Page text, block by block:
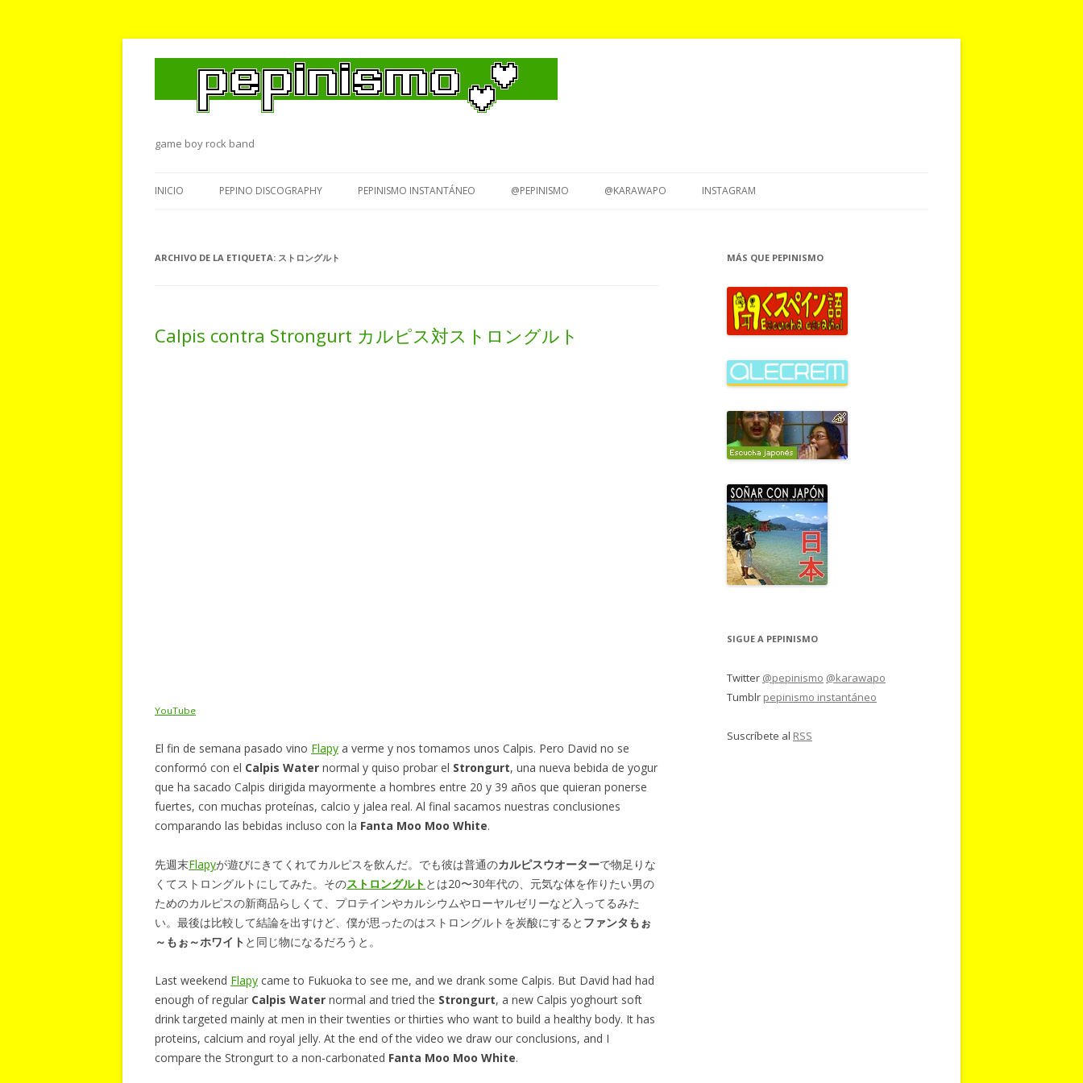
game boy rock band
al
INICIO PEPINO DISCOGRAPHY PEPINISMO INSTANTÁNEO @PEPINISMO @KARAWAPO INSTAGRAM
ARCHIVO DE LA ETIQUETA: ストロングルト
Calpis contra Strongurt カルピス対ストロングルト
YouTube
El fin de semana pasado vino Flapy a verme y nos tomamos unos Calpis. Pero David no se
conformó con el Calpis Water normal y quiso probar el Strongurt, una nueva bebida de yogur
que ha sacado Calpis dirigida mayormente a hombres entre 20 y 39 años que quieran ponerse
fuertes, con muchas proteínas, calcio y jalea real. Al final sacamos nuestras conclusiones
comparando las bebidas incluso con la Fanta Moo Moo White.
先週末Flapyが遊びにきてくれてカルピスを飲んだ。でも彼は普通のカルピスウオーターで物足りな
くてストロングルトにしてみた。そのストロングルト とは20〜30年代の、元気な体を作りたい男の
ためのカルピスの新商品らしくて、プロテインやカルシウムやローヤルゼリーなど入ってるみた
い。最後は比較して結論を出すけど、僕が思ったのはストロングルトを炭酸にすると ファンタもぉ
～もぉ～ホワイト と同じ物になるだろうと。
Last weekend Flapy came to Fukuoka to see me, and we drank some Calpis. But David had had
enough of regular Calpis Water normal and tried the Strongurt, a new Calpis yoghourt soft
drink targeted mainly at men in their twenties or thirties who want to build a healthy body. It has
proteins, calcium and royal jelly. At the end of the video we draw our conclusions, and I
compare the Strongurt to a non-carbonated Fanta Moo Moo White.
MÁS QUE PEPINISMO
SIGUE A PEPINISMO
Twitter @pepinismo @karawapo
Tumblr pepinismo instantáneo
Suscríbete al RSS